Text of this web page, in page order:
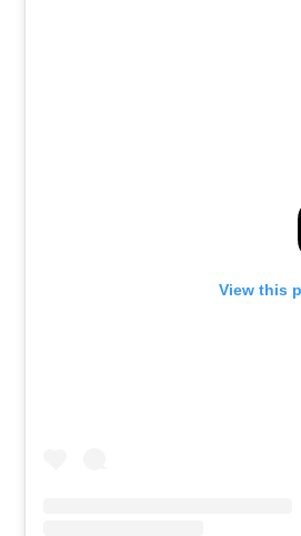
View this